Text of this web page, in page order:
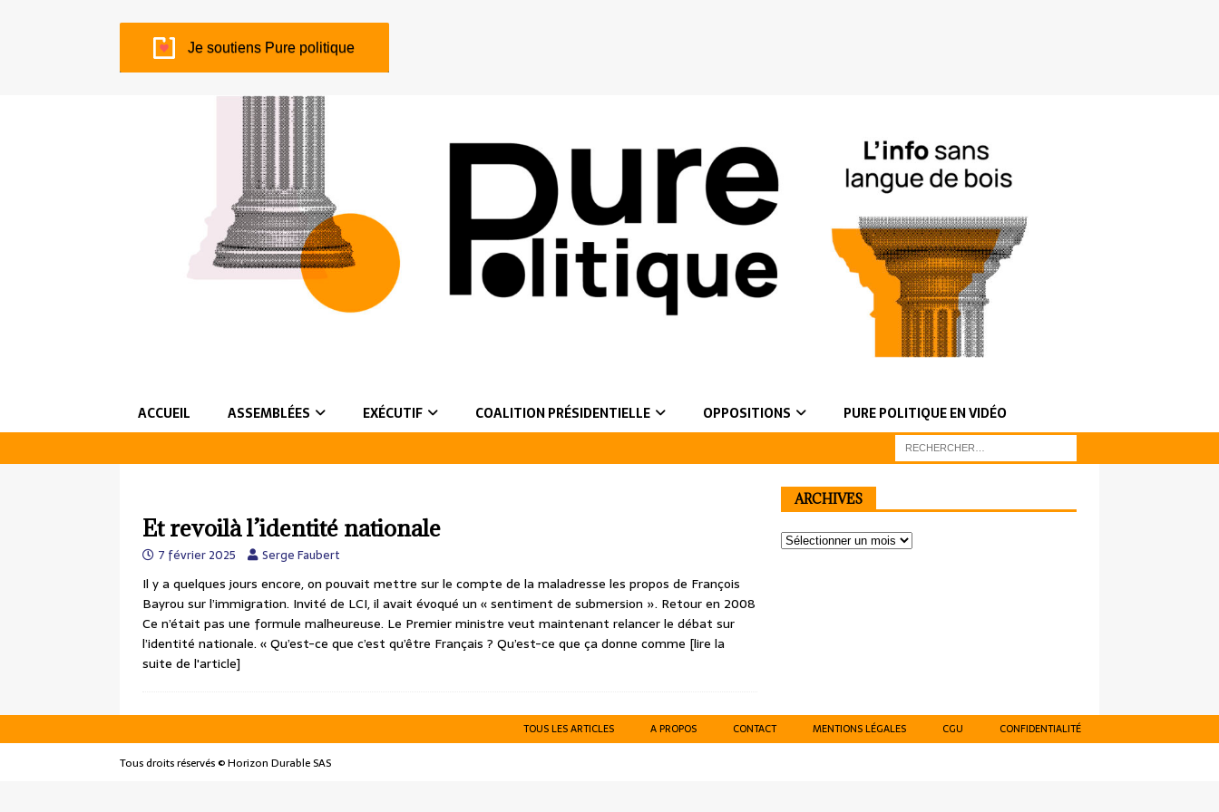
Je soutiens Pure politique
ACCUEIL ASSEMBLÉES EXÉCUTIF COALITION PRÉSIDENTIELLE OPPOSITIONS PURE POLITIQUE EN VIDÉO
Et revoilà l’identité nationale
7 février 2025 Serge Faubert
Il y a quelques jours encore, on pouvait mettre sur le compte de la maladresse les propos de François
Bayrou sur l’immigration. Invité de LCI, il avait évoqué un « sentiment de submersion ». Retour en 2008
Ce n’était pas une formule malheureuse. Le Premier ministre veut maintenant relancer le débat sur
l’identité nationale. « Qu’est-ce que c’est qu’être Français ? Qu’est-ce que ça donne comme [lire la
suite de l'article]
ARCHIVES
TOUS LES ARTICLES A PROPOS CONTACT MENTIONS LÉGALES CGU CONFIDENTIALITÉ
Tous droits réservés © Horizon Durable SAS